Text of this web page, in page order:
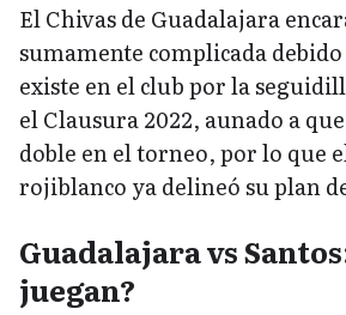
El Chivas de Guadalajara
sumamente complicada
existe en el club por la
el Clausura 2022, aunado a
doble en el torneo, por lo que
rojiblanco ya delineó su plan
Guadalajara vs
juegan?